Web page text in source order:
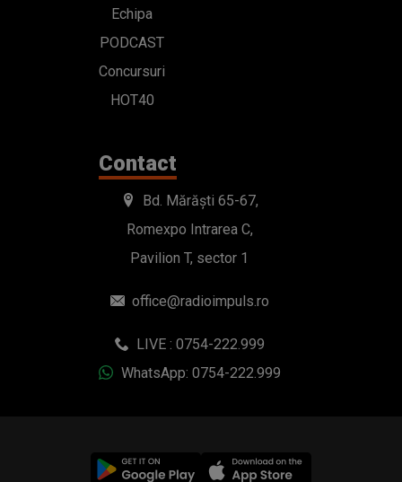
Echipa
PODCAST
Concursuri
HOT40
Contact
Bd. Mărăști 65-67,
Romexpo Intrarea C,
Pavilion T, sector 1
office@radioimpuls.ro
LIVE : 0754-222.999
WhatsApp: 0754-222.999